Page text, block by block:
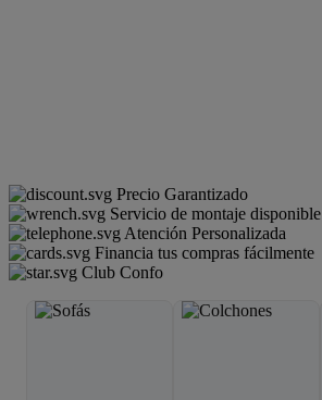
Precio Garantizado
Servicio de montaje disponible
Atención Personalizada
Financia tus compras fácilmente
Club Confo